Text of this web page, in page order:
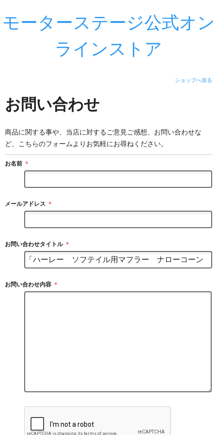
モーターステージ公式オン
ラインストア
ショップへ戻る
お問い合わせ
商品に関する事や、当店に対するご意見ご感想、お問い合わせな
ど、こちらのフォームよりお気軽にお尋ねください。
お名前 ＊
メールアドレス ＊
お問い合わせタイトル ＊
お問い合わせ内容 ＊